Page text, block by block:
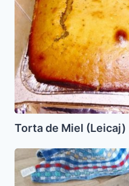
Torta de Miel (Leicaj)
Sol
de